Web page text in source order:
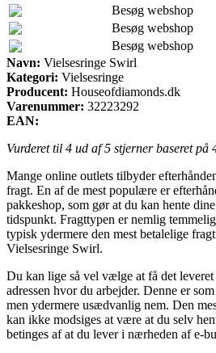
Besøg webshop
Besøg webshop
Besøg webshop
Navn: Vielsesringe Swirl
Kategori: Vielsesringe
Producent: Houseofdiamonds.dk
Varenummer: 32223292
EAN:
Vurderet til 4 ud af 5 stjerner baseret på
Mange online outlets tilbyder
fragt. En af de mest populære er
pakkeshop, som gør at du kan hente
tidspunkt. Fragttypen er nemlig
typisk ydermere den mest betalelige
Vielsesringe Swirl.
Du kan lige så vel vælge at få det
adressen hvor du arbejder. Denne er
men ydermere usædvanlig nem. Den
kan ikke modsiges at være at du selv
betinges af at du lever i nærheden af e-